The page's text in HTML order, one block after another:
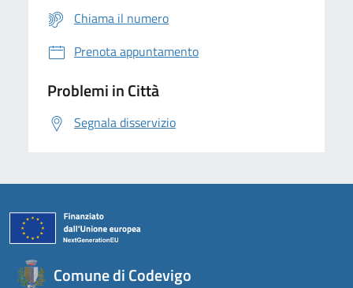
Chiama il numero
Prenota appuntamento
Problemi in Città
Segnala disservizio
Comune di Codevigo